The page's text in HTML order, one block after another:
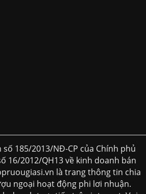
185/2013/NĐ-CP của Chính phủ
16/2012/QH13 về kinh doanh bán
là trang thông tin chia
ngoại hoạt động phi lơi nhuận.